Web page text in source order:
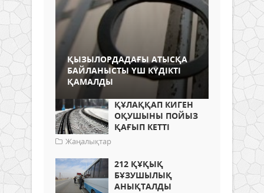
ҚЫЗЫЛОРДАДАҒЫ АТЫСҚА
БАЙЛАНЫСТЫ ҮШ КҮДІКТІ
ҚАМАЛДЫ
ҚҰЛАҚҚАП КИГЕН
ОҚУШЫНЫ ПОЙЫЗ
ҚАҒЫП КЕТТІ
Жаңалықтар
212 ҚҰҚЫҚ
БҰЗУШЫЛЫҚ
АНЫҚТАЛДЫ